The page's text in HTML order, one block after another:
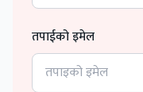
तपाईको इमेल